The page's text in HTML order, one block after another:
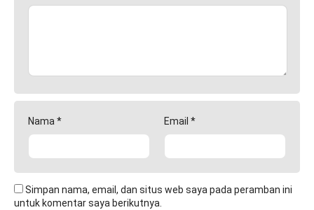
Nama* Email *
Simpan nama, email, dan situs web saya pada peramban ini
untuk komentar saya berikutnya.